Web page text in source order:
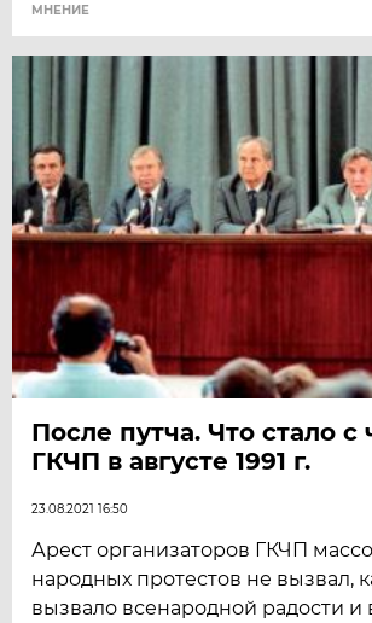
МНЕНИЕ
После путча. Что стало с
ГКЧП в августе 1991 г.
23.08.2021 16:50
Арест организаторов ГКЧП
народных протестов не вызвал,
вызвало всенародной радости